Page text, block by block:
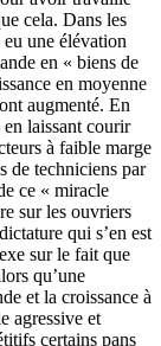
cela. Dans les
une élévation
en « biens de
en moyenne
augmenté. En
laissant courir
à faible marge
de techniciens par
ce « miracle
sur les ouvriers
qui s’en est
sur le fait que
qu’une
et la croissance à
agressive et
certains pans